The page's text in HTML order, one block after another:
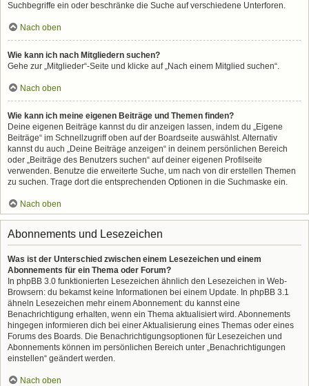
Suchbegriffe ein oder beschränke die Suche auf verschiedene Unterforen.
Nach oben
Wie kann ich nach Mitgliedern suchen?
Gehe zur „Mitglieder“-Seite und klicke auf „Nach einem Mitglied suchen“.
Nach oben
Wie kann ich meine eigenen Beiträge und Themen finden?
Deine eigenen Beiträge kannst du dir anzeigen lassen, indem du „Eigene
Beiträge“ im Schnellzugriff oben auf der Boardseite auswählst. Alternativ
kannst du auch „Deine Beiträge anzeigen“ in deinem persönlichen Bereich
oder „Beiträge des Benutzers suchen“ auf deiner eigenen Profilseite
verwenden. Benutze die erweiterte Suche, um nach von dir erstellen Themen
zu suchen. Trage dort die entsprechenden Optionen in die Suchmaske ein.
Nach oben
Abonnements und Lesezeichen
Was ist der Unterschied zwischen einem Lesezeichen und einem
Abonnements für ein Thema oder Forum?
In phpBB 3.0 funktionierten Lesezeichen ähnlich den Lesezeichen in Web-
Browsern: du bekamst keine Informationen bei einem Update. In phpBB 3.1
ähneln Lesezeichen mehr einem Abonnement: du kannst eine
Benachrichtigung erhalten, wenn ein Thema aktualisiert wird. Abonnements
hingegen informieren dich bei einer Aktualisierung eines Themas oder eines
Forums des Boards. Die Benachrichtigungsoptionen für Lesezeichen und
Abonnements können im persönlichen Bereich unter „Benachrichtigungen
einstellen“ geändert werden.
Nach oben